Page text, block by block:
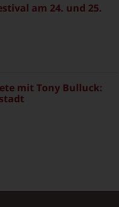
am 24. und 25.
mit Tony Bulluck: